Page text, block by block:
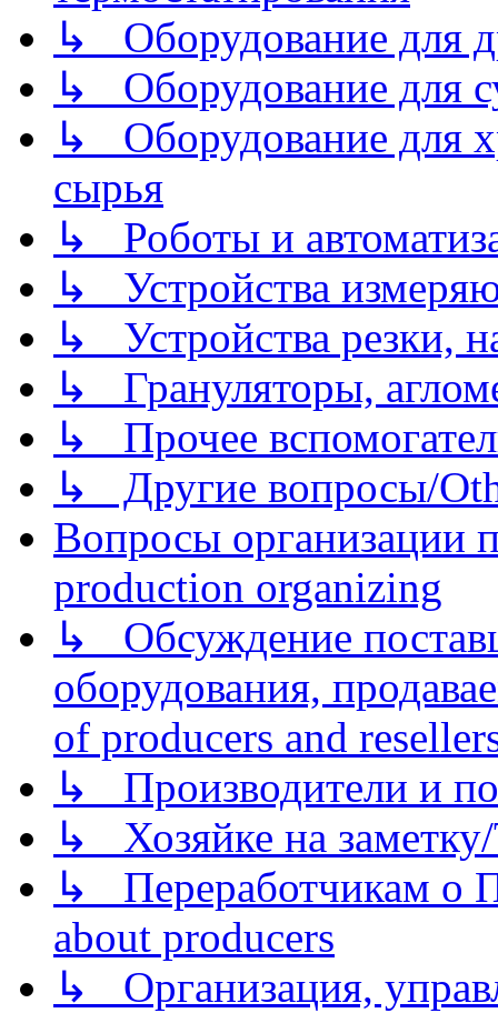
↳ Оборудование для
↳ Оборудование для
↳ Оборудование для
сырья
↳ Роботы и
↳ Устройства
↳ Устройства резки,
↳ Грануляторы,
↳ Прочее
↳ Другие вопросы/
Вопросы организации
production organizing
↳ Обсуждение
оборудования,
of producers and
↳ Производители и
↳ Хозяйке на
↳ Переработчикам о
about producers
↳ Организация,